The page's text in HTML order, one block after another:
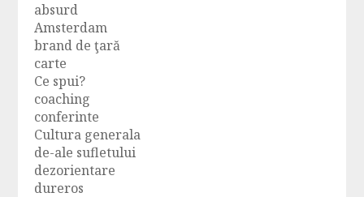
absurd
Amsterdam
brand de ţară
carte
Ce spui?
coaching
conferinte
Cultura generala
de-ale sufletului
dezorientare
dureros